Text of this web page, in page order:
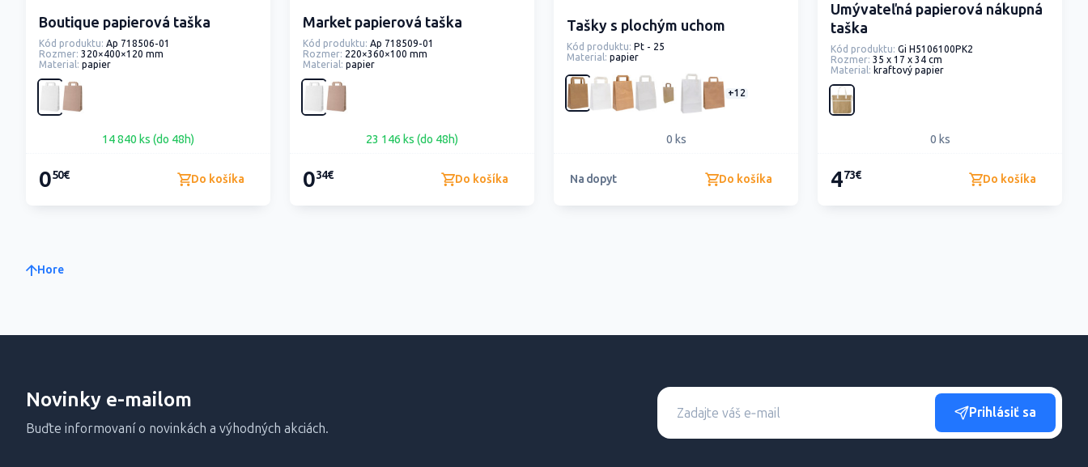
Boutique papierová taška
Kód produktu: Ap 718506-01
Rozmer: 320×400×120 mm
Material: papier
14 840 ks (do 48h)
050€ Do košíka
Market papierová taška
Kód produktu: Ap 718509-01
Rozmer: 220×360×100 mm
Material: papier
23 146 ks (do 48h)
034€ Do košíka
Tašky s plochým uchom
Kód produktu: Pt - 25
Material: papier
+12
0 ks
Na dopyt Do košíka
Umývateľná papierová nákupná
taška
Kód produktu: Gi H5106100PK2
Rozmer: 35 x 17 x 34 cm
Material: kraftový papier
0 ks
473€ Do košíka
Hore
Novinky e-mailom
Buďte informovaní o novinkách a výhodných akciách.
Prihlásiť sa